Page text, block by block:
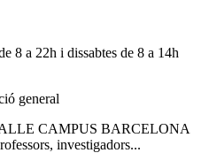
8 a 22h i dissabtes de 8 a 14h
general
CAMPUS BARCELONA
investigadors...